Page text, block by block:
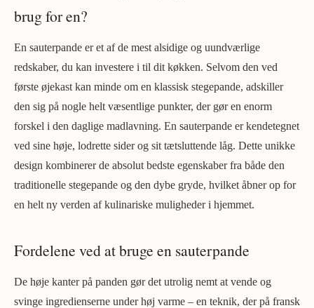
brug for en?
En sauterpande er et af de mest alsidige og uundværlige
redskaber, du kan investere i til dit køkken. Selvom den ved
første øjekast kan minde om en klassisk stegepande, adskiller
den sig på nogle helt væsentlige punkter, der gør en enorm
forskel i den daglige madlavning. En sauterpande er kendetegnet
ved sine høje, lodrette sider og sit tætsluttende låg. Dette unikke
design kombinerer de absolut bedste egenskaber fra både den
traditionelle stegepande og den dybe gryde, hvilket åbner op for
en helt ny verden af kulinariske muligheder i hjemmet.
Fordelene ved at bruge en sauterpande
De høje kanter på panden gør det utrolig nemt at vende og
svinge ingredienserne under høj varme – en teknik, der på fransk